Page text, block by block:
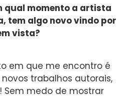
qual momento a artista
tem algo novo vindo por
vista?
em que me encontro é
trabalhos autorais,
medo de mostrar